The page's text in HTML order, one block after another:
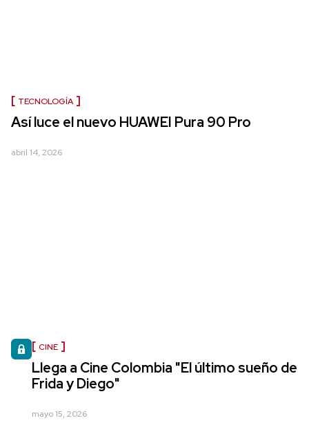
TECNOLOGÍA
Así luce el nuevo HUAWEI Pura 90 Pro
abril 14, 2026
CINE
Llega a Cine Colombia "El último sueño de
Frida y Diego"
mayo 15, 2026